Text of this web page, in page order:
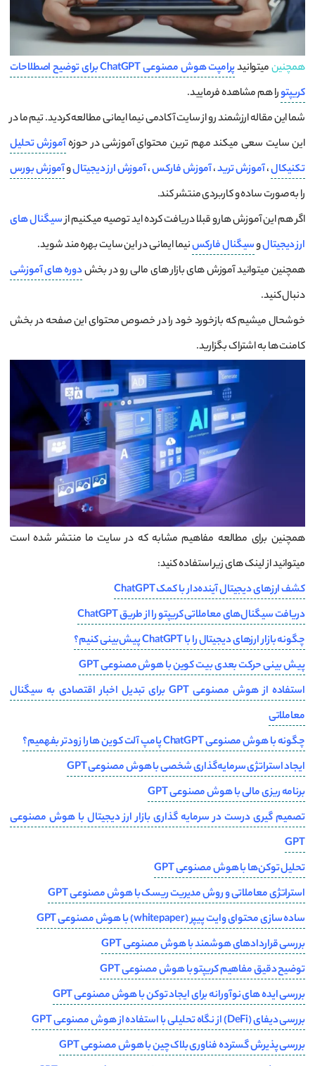
همچنینمیتوانید
پرامپت هوش مصنوعی ChatGPT برای توضیح اصطلاحات
کریپتورا هم مشاهده فرمایید.
شما این مقاله ارزشمند رو از سایت آکادمی نیما ایمانی مطالعه کردید. تیم ما در
این سایت سعی میکند مهم ترین محتوای آموزشی در حوزهآموزش تحلیل
تکنیکال،آموزش ترید،آموزش فارکس،آموزش ارز دیجیتالوآموزش بورس
را به صورت ساده و کاربردی منتشر کند.
اگر هم این آموزش هارو قبلا دریافت کرده اید توصیه میکنیم ازسیگنال های
ارز دیجیتالوسیگنال فارکسنیما ایمانی در این سایت بهره مند شوید.
همچنین میتوانید آموزش های بازار های مالی رو در بخشدوره های آموزشی
دنبال کنید.
خوشحال میشیم که بازخورد خود را در خصوص محتوای این صفحه در بخش
کامنت ها به اشتراک بگزارید.
همچنین برای مطالعه مفاهیم مشابه که در سایت ما منتشر شده است
میتوانید از لینک های زیر استفاده کنید:
کشف ارزهای دیجیتال آینده‌دار با کمک ChatGPT
دریافت سیگنال‌های معاملاتی کریپتو را از طریق ChatGPT
چگونه بازار ارزهای دیجیتال را با ChatGPT پیش‌بینی کنیم؟
پیش بینی حرکت بعدی بیت کوین با هوش مصنوعی GPT
استفاده از هوش مصنوعی GPT برای تبدیل اخبار اقتصادی به سیگنال
معاملاتی
چگونه با هوش مصنوعی ChatGPT پامپ آلت کوین ها را زودتر بفهمیم؟
ایجاد استراتژی سرمایه‌گذاری شخصی با هوش مصنوعی GPT
برنامه ریزی مالی با هوش مصنوعی GPT
تصمیم گیری درست در سرمایه گذاری بازار ارز دیجیتال با هوش مصنوعی
GPT
تحلیل توکن‌ها با هوش مصنوعی GPT
استراتژی‌ معاملاتی و روش‌ مدیریت ریسک با هوش مصنوعی GPT
ساده سازی محتوای وایت پیپر (whitepaper) با هوش مصنوعی GPT
بررسی قراردادهای هوشمند با هوش مصنوعی GPT
توضیح دقیق مفاهیم کریپتو با هوش مصنوعی GPT
بررسی ایده های نوآورانه برای ایجاد توکن با هوش مصنوعی GPT
بررسی دیفای (DeFi) از نگاه تحلیلی با استفاده از هوش مصنوعی GPT
بررسی پذیرش گسترده فناوری بلاک‌چین با هوش مصنوعی GPT